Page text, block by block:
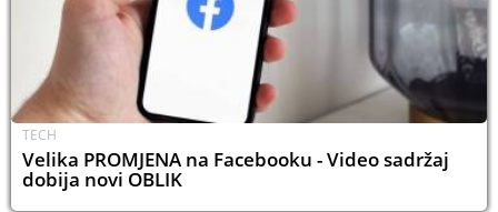
TECH
Velika PROMJENA na Facebooku - Video sadržaj
dobija novi OBLIK